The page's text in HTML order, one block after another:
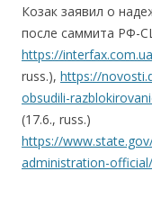
Козак заявил о
после саммита РФ-
https://
russ.), https://
obsudili-
(17.6., russ.)
https://
administration-official/